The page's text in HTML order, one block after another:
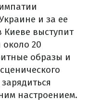
и за ее
Киеве выступит
около 20
образы и
настроением.